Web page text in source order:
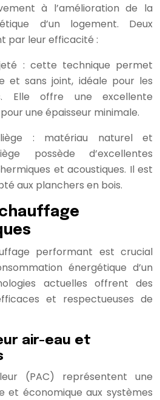
à l’amélioration de la
d’un logement. Deux
par leur efficacité :
: cette technique permet
et sans joint, idéale pour les
Elle offre une excellente
une épaisseur minimale.
: matériau naturel et
possède d’excellentes
et acoustiques. Il est
aux planchers en bois.
performant est crucial
énergétique d’un
actuelles offrent des
et respectueuses de
air-eau et
(PAC) représentent une
et économique aux systèmes